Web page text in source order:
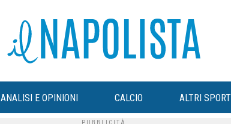
ANALISI E OPINIONI CALCIO ALTRI SPORT